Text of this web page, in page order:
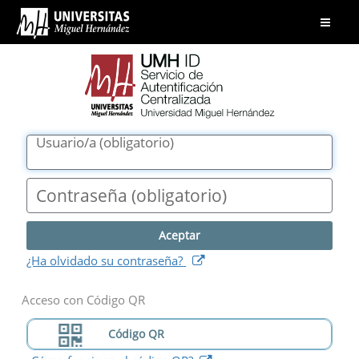
UMH
ID.
Servicio
Autentificación
Centralizada.
Universidad
Miguel
Hernández
Abrir
Usuario/a (obligatorio)
Contraseña (obligatorio)
¿Ha olvidado su contraseña? abre
Acceso con Código QR
Código QR